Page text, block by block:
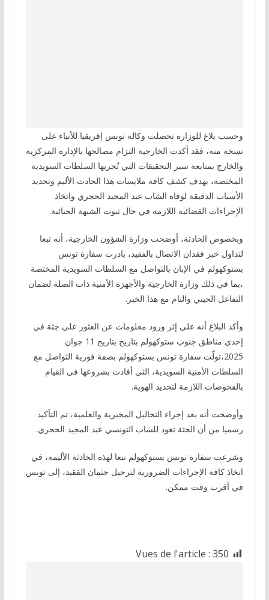
وحسب بلاغ للوزارة تحصلت وكالة تونس إفريقيا للأنباء على
نسخة منه، فقد أكدت الخارجية التزام مصالحها بالإدارة المركزية
والخارج بمتابعة سير التحقيقات التي تُجريها السلطات السويدية
المختصة، بهدف كشف كافة ملابسات هذا الحادث الأليم وتحديد
الأسباب الدقيقة لوفاة الشاب عبد المجيد الحجري واتخاذ
الإجراءات القضائية اللازمة في حال ثبوت الشبهة الجنائية.
وبخصوص الحادثة، أوضحت وزارة الشؤون الخارجية، أنه تبعا
لتداول خبر فقدان الاتصال بالفقيد، بادرت سفارة تونس
بستوكهولم في الإبان بالتواصل مع السلطات السويدية المختصة
،بما في ذلك وزارة الخارجية والأجهزة الأمنية ذات الصلة لضمان
التفاعل الحيني والتام مع هذا الخبر.
وأكد البلاغ أنه على إثر ورود معلومات عن العثور على جثة في
إحدى مناطق جنوب ستوكهولم بتاريخ بتاريخ 11 جوان
2025،تولّت سفارة تونس بستوكهولم بصفة فورية التواصل مع
السلطات الأمنية السويدية، التي أفادت بشروعها في القيام
بالفحوصات اللازمة لتحديد الهوية.
وأوضحت أنه بعد إجراء التحاليل المخبرية والعلمية، تم التأكيد
رسميا من أن الجثة تعود للشاب التونسي عبد المجيد الحجري.
وشرعت سفارة تونس بستوكهولم تبعا لهذه الحادثة الأليمة، في
اتخاذ كافة الإجراءات الضرورية لترحيل جثمان الفقيد، إلى تونس
في أقرب وقت ممكن.
Vues de l'article : 350